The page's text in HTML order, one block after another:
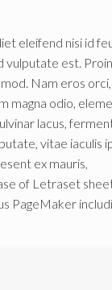
eleifend nisi id
vulputate est. Proin
Nam eros orci,
magna odio,
lacus,
vitae iaculis
ex mauris,
of Letraset
PageMaker